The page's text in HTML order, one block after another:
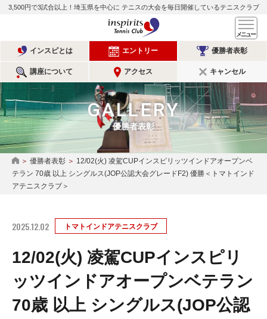
3,500円で3試合以上！埼玉県を中心に テニスの大会を毎日開催しているテニスクラブ
インスピリッツテニスクラ
インスピとは エントリー 優勝者表彰
講座について アクセス キャンセル
GALLERY
優勝者表彰
HOME
優勝者表彰
12/02(火) 凌駕CUPインスピリッツインドアオープンベ
テラン 70歳 以上 シングルス(JOP公認大会グレードF2) 優勝＜トマトインド
アテニスクラブ＞
2025.12.02 トマトインドアテニスクラブ
12/02(火) 凌駕CUPインスピリ
ッツインドアオープンベテラン
70歳 以上 シングルス(JOP公認